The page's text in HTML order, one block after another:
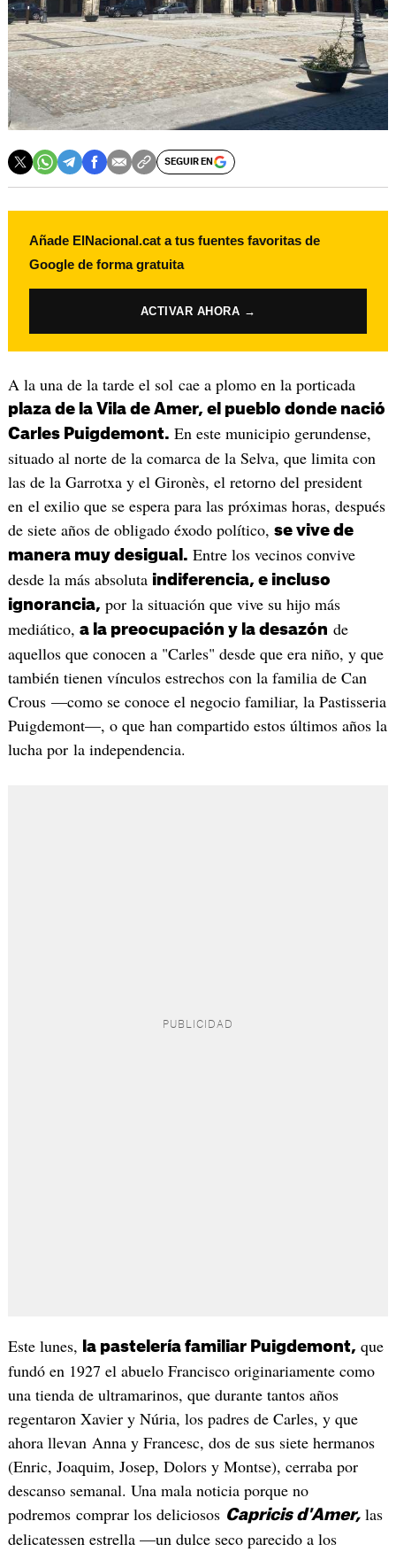
SEGUIR EN
Añade ElNacional.cat a tus fuentes favoritas de
Google de forma gratuita
ACTIVAR AHORA →
A la una de la tarde el sol cae a plomo en la porticada
plaza de la Vila de Amer, el pueblo donde nació
Carles Puigdemont. En este municipio gerundense,
situado al norte de la comarca de la Selva, que limita con
las de la Garrotxa y el Gironès, el retorno del president
en el exilio que se espera para las próximas horas, después
de siete años de obligado éxodo político, se vive de
manera muy desigual. Entre los vecinos convive
desde la más absoluta indiferencia, e incluso
ignorancia, por la situación que vive su hijo más
mediático, a la preocupación y la desazón de
aquellos que conocen a "Carles" desde que era niño, y que
también tienen vínculos estrechos con la familia de Can
Crous —como se conoce el negocio familiar, la Pastisseria
Puigdemont—, o que han compartido estos últimos años la
lucha por la independencia.
Este lunes, la pastelería familiar Puigdemont, que
fundó en 1927 el abuelo Francisco originariamente como
una tienda de ultramarinos, que durante tantos años
regentaron Xavier y Núria, los padres de Carles, y que
ahora llevan Anna y Francesc, dos de sus siete hermanos
(Enric, Joaquim, Josep, Dolors y Montse), cerraba por
descanso semanal. Una mala noticia porque no
podremos comprar los deliciosos Capricis d'Amer,las
delicatessen estrella —un dulce seco parecido a los